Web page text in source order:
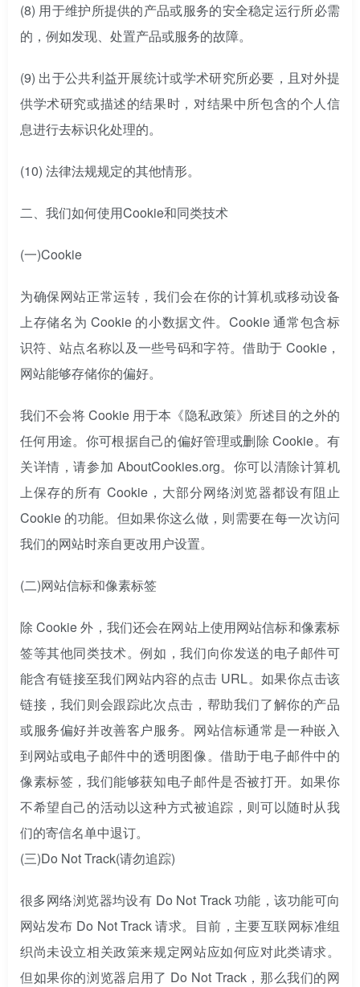
(8) 用于维护所提供的产品或服务的安全稳定运行所必需
的，例如发现、处置产品或服务的故障。
(9) 出于公共利益开展统计或学术研究所必要，且对外提
供学术研究或描述的结果时，对结果中所包含的个人信
息进行去标识化处理的。
(10) 法律法规规定的其他情形。
二、 我们如何使用Cookie和同类技术
(一)Cookie
为确保网站正常运转，我们会在你的计算机或移动设备
上存储名为 Cookie 的小数据文件。Cookie 通常包含标
识符、站点名称以及一些号码和字符。借助于 Cookie，
网站能够存储你的偏好。
我们不会将 Cookie 用于本《隐私政策》所述目的之外的
任何用途。你可根据自己的偏好管理或删除 Cookie。有
关详情，请参加 AboutCookies.org。你可以清除计算机
上保存的所有 Cookie，大部分网络浏览器都设有阻止
Cookie 的功能。但如果你这么做，则需要在每一次访问
我们的网站时亲自更改用户设置。
(二)网站信标和像素标签
除 Cookie 外，我们还会在网站上使用网站信标和像素标
签等其他同类技术。例如，我们向你发送的电子邮件可
能含有链接至我们网站内容的点击 URL。如果你点击该
链接，我们则会跟踪此次点击，帮助我们了解你的产品
或服务偏好并改善客户服务。网站信标通常是一种嵌入
到网站或电子邮件中的透明图像。借助于电子邮件中的
像素标签，我们能够获知电子邮件是否被打开。如果你
不希望自己的活动以这种方式被追踪，则可以随时从我
们的寄信名单中退订。
(三)Do Not Track(请勿追踪)
很多网络浏览器均设有 Do Not Track 功能，该功能可向
网站发布 Do Not Track 请求。目前，主要互联网标准组
织尚未设立相关政策来规定网站应如何应对此类请求。
但如果你的浏览器启用了 Do Not Track，那么我们的网